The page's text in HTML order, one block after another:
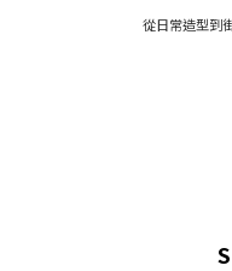
從日常造型到